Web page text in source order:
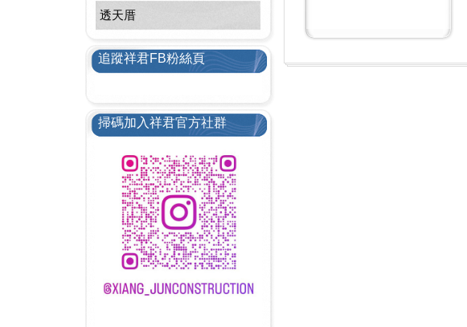
透天厝
追蹤祥君FB粉絲頁
掃碼加入祥君官方社群